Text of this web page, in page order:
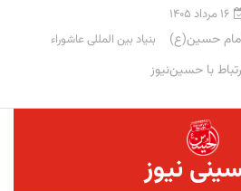
۱۶ مرداد ۱۴۰۵
امام حسین(ع) بنیاد بین المللی عاشوراء
با حسین‌نیوز
نیوز